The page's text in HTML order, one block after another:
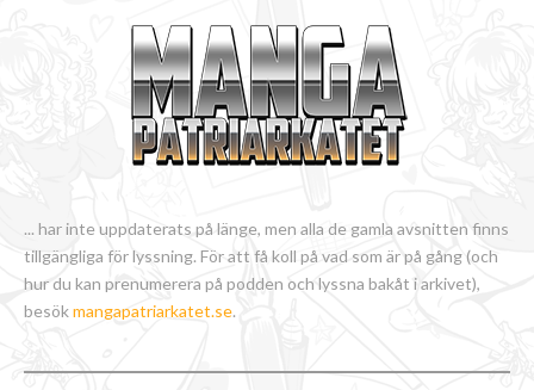
... har inte uppdaterats på länge, men alla de gamla avsnitten finns
tillgängliga för lyssning. För att få koll på vad som är på gång (och
hur du kan prenumerera på podden och lyssna bakåt i arkivet),
besökmangapatriarkatet.se.